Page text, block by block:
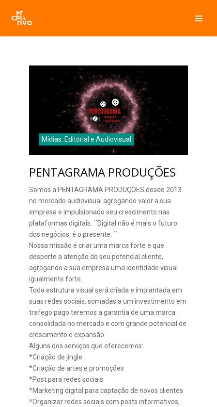
Pular
para
Mídias: Editorial e Audiovisual
PENTAGRAMA PRODUÇÕES
Somos a PENTAGRAMA PRODUÇÕES desde 2013
no mercado audiovisual agregando valor a sua
empresa e impulsionado seu crescimento nas
plataformas digitais. ´´Digital não é mais o futuro
dos negócios, é o presente. ´´
Nossa missão é criar uma marca forte e que
desperte a atenção do seu potencial cliente,
agregando a sua empresa uma identidade visual
igualmente forte.
Toda estrutura visual será criada e implantada em
suas redes sociais, somadas a um investimento em
trafego pago teremos a garantia de uma marca
consolidada no mercado e com grande potencial de
crescimento e expansão.
Alguns dos serviços que oferecemos:
*Criação de jingle
*Criação de artes e promoções
*Post para redes sociais
*Marketing digital para captação de novos clientes
*Organizar redes sociais com posts informativos,